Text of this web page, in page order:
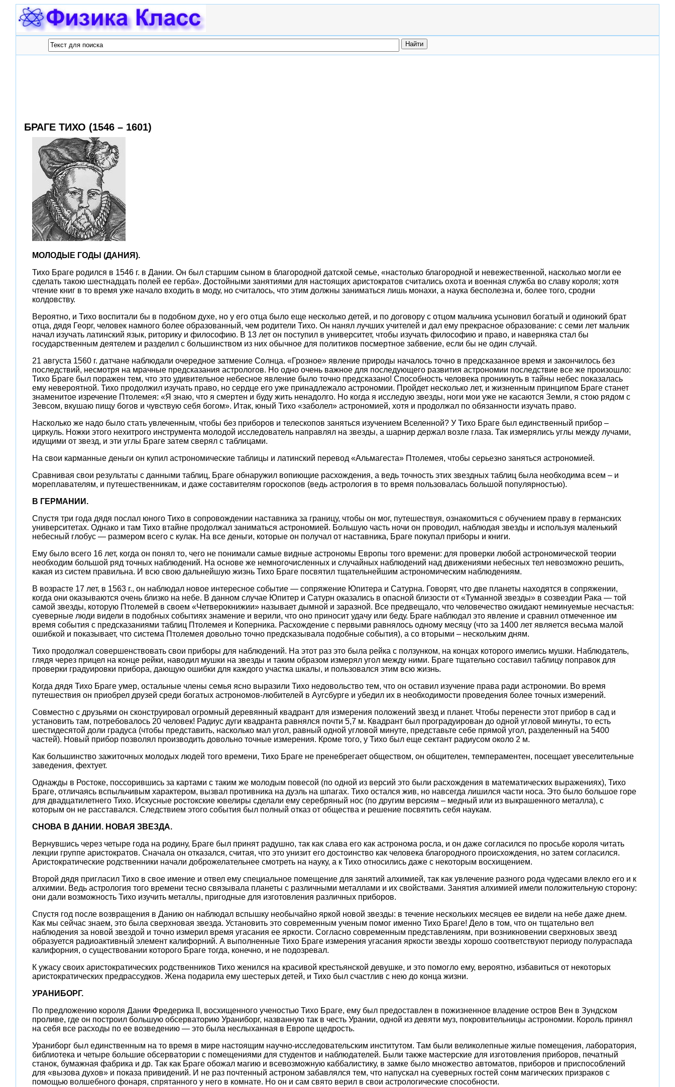
БРАГЕ ТИХО (1546 – 1601)
МОЛОДЫЕ ГОДЫ (ДАНИЯ).
Тихо Браге родился в 1546 г. в Дании. Он был старшим сыном в благородной датской семье, «настолько благородной и невежественной, насколько могли ее
сделать такою шестнадцать полей ее герба». Достойными занятиями для настоящих аристократов считались охота и военная служба во славу короля; хотя
чтение книг в то время уже начало входить в моду, но считалось, что этим должны заниматься лишь монахи, а наука бесполезна и, более того, сродни
колдовству.
Вероятно, и Тихо воспитали бы в подобном духе, но у его отца было еще несколько детей, и по договору с отцом мальчика усыновил богатый и одинокий брат
отца, дядя Георг, человек намного более образованный, чем родители Тихо. Он нанял лучших учителей и дал ему прекрасное образование: с семи лет мальчик
начал изучать латинский язык, риторику и философию. В 13 лет он поступил в университет, чтобы изучать философию и право, и наверняка стал бы
государственным деятелем и разделил с большинством из них обычное для политиков посмертное забвение, если бы не один случай.
21 августа 1560 г. датчане наблюдали очередное затмение Солнца. «Грозное» явление природы началось точно в предсказанное время и закончилось без
последствий, несмотря на мрачные предсказания астрологов. Но одно очень важное для последующего развития астрономии последствие все же произошло:
Тихо Браге был поражен тем, что это удивительное небесное явление было точно предсказано! Способность человека проникнуть в тайны небес показалась
ему невероятной. Тихо продолжил изучать право, но сердце его уже принадлежало астрономии. Пройдет несколько лет, и жизненным принципом Браге станет
знаменитое изречение Птолемея: «Я знаю, что я смертен и буду жить ненадолго. Но когда я исследую звезды, ноги мои уже не касаются Земли, я стою рядом с
Зевсом, вкушаю пищу богов и чувствую себя богом». Итак, юный Тихо «заболел» астрономией, хотя и продолжал по обязанности изучать право.
Насколько же надо было стать увлеченным, чтобы без приборов и телескопов заняться изучением Вселенной? У Тихо Браге был единственный прибор –
циркуль. Ножки этого нехитрого инструмента молодой исследователь направлял на звезды, а шарнир держал возле глаза. Так измерялись углы между лучами,
идущими от звезд, и эти углы Браге затем сверял с таблицами.
На свои карманные деньги он купил астрономические таблицы и латинский перевод «Альмагеста» Птолемея, чтобы серьезно заняться астрономией.
Сравнивая свои результаты с данными таблиц, Браге обнаружил вопиющие расхождения, а ведь точность этих звездных таблиц была необходима всем – и
мореплавателям, и путешественникам, и даже составителям гороскопов (ведь астрология в то время пользовалась большой популярностью).
В ГЕРМАНИИ.
Спустя три года дядя послал юного Тихо в сопровождении наставника за границу, чтобы он мог, путешествуя, ознакомиться с обучением праву в германских
университетах. Однако и там Тихо втайне продолжал заниматься астрономией. Большую часть ночи он проводил, наблюдая звезды и используя маленький
небесный глобус — размером всего с кулак. На все деньги, которые он получал от наставника, Браге покупал приборы и книги.
Ему было всего 16 лет, когда он понял то, чего не понимали самые видные астрономы Европы того времени: для проверки любой астрономической теории
необходим большой ряд точных наблюдений. На основе же немногочисленных и случайных наблюдений над движениями небесных тел невозможно решить,
какая из систем правильна. И всю свою дальнейшую жизнь Тихо Браге посвятил тщательнейшим астрономическим наблюдениям.
В возрасте 17 лет, в 1563 г., он наблюдал новое интересное событие — сопряжение Юпитера и Сатурна. Говорят, что две планеты находятся в сопряжении,
когда они оказываются очень близко на небе. В данном случае Юпитер и Сатурн оказались в опасной близости от «Туманной звезды» в созвездии Рака — той
самой звезды, которую Птолемей в своем «Четверокнижии» называет дымной и заразной. Все предвещало, что человечество ожидают неминуемые несчастья:
суеверные люди видели в подобных событиях знамение и верили, что оно приносит удачу или беду. Браге наблюдал это явление и сравнил отмеченное им
время события с предсказаниями таблиц Птолемея и Коперника. Расхождение с первыми равнялось одному месяцу (что за 1400 лет является весьма малой
ошибкой и показывает, что система Птолемея довольно точно предсказывала подобные события), а со вторыми – нескольким дням.
Тихо продолжал совершенствовать свои приборы для наблюдений. На этот раз это была рейка с ползунком, на концах которого имелись мушки. Наблюдатель,
глядя через прицел на конце рейки, наводил мушки на звезды и таким образом измерял угол между ними. Браге тщательно составил таблицу поправок для
проверки градуировки прибора, дающую ошибки для каждого участка шкалы, и пользовался этим всю жизнь.
Когда дядя Тихо Браге умер, остальные члены семья ясно выразили Тихо недовольство тем, что он оставил изучение права ради астрономии. Во время
путешествия он приобрел друзей среди богатых астрономов-любителей в Аугсбурге и убедил их в необходимости проведения более точных измерений.
Совместно с друзьями он сконструировал огромный деревянный квадрант для измерения положений звезд и планет. Чтобы перенести этот прибор в сад и
установить там, потребовалось 20 человек! Радиус дуги квадранта равнялся почти 5,7 м. Квадрант был проградуирован до одной угловой минуты, то есть
шестидесятой доли градуса (чтобы представить, насколько мал угол, равный одной угловой минуте, представьте себе прямой угол, разделенный на 5400
частей). Новый прибор позволял производить довольно точные измерения. Кроме того, у Тихо был еще сектант радиусом около 2 м.
Как большинство зажиточных молодых людей того времени, Тихо Браге не пренебрегает обществом, он общителен, темпераментен, посещает увеселительные
заведения, фехтует.
Однажды в Ростоке, поссорившись за картами с таким же молодым повесой (по одной из версий это были расхождения в математических выражениях), Тихо
Браге, отличаясь вспыльчивым характером, вызвал противника на дуэль на шпагах. Тихо остался жив, но навсегда лишился части носа. Это было большое горе
для двадцатилетнего Тихо. Искусные ростокские ювелиры сделали ему серебряный нос (по другим версиям – медный или из выкрашенного металла), с
которым он не расставался. Следствием этого события был полный отказ от общества и решение посвятить себя наукам.
СНОВА В ДАНИИ. НОВАЯ ЗВЕЗДА.
Вернувшись через четыре года на родину, Браге был принят радушно, так как слава его как астронома росла, и он даже согласился по просьбе короля читать
лекции группе аристократов. Сначала он отказался, считая, что это унизит его достоинство как человека благородного происхождения, но затем согласился.
Аристократические родственники начали доброжелательнее смотреть на науку, а к Тихо относились даже с некоторым восхищением.
Второй дядя пригласил Тихо в свое имение и отвел ему специальное помещение для занятий алхимией, так как увлечение разного рода чудесами влекло его и к
алхимии. Ведь астрология того времени тесно связывала планеты с различными металлами и их свойствами. Занятия алхимией имели положительную сторону:
они дали возможность Тихо изучить металлы, пригодные для изготовления различных приборов.
Спустя год после возвращения в Данию он наблюдал вспышку необычайно яркой новой звезды: в течение нескольких месяцев ее видели на небе даже днем.
Как мы сейчас знаем, это была сверхновая звезда. Установить это современным ученым помог именно Тихо Браге! Дело в том, что он тщательно вел
наблюдения за новой звездой и точно измерил время угасания ее яркости. Согласно современным представлениям, при возникновении сверхновых звезд
образуется радиоактивный элемент калифорний. А выполненные Тихо Браге измерения угасания яркости звезды хорошо соответствуют периоду полураспада
калифорния, о существовании которого Браге тогда, конечно, и не подозревал.
К ужасу своих аристократических родственников Тихо женился на красивой крестьянской девушке, и это помогло ему, вероятно, избавиться от некоторых
аристократических предрассудков. Жена подарила ему шестерых детей, и Тихо был счастлив с нею до конца жизни.
УРАНИБОРГ.
По предложению короля Дании Фредерика II, восхищенного ученостью Тихо Браге, ему был предоставлен в пожизненное владение остров Вен в Зундском
проливе, где он построил большую обсерваторию Ураниборг, названную так в честь Урании, одной из девяти муз, покровительницы астрономии. Король принял
на себя все расходы по ее возведению — это была неслыханная в Европе щедрость.
Ураниборг был единственным на то время в мире настоящим научно-исследовательским институтом. Там были великолепные жилые помещения, лаборатория,
библиотека и четыре большие обсерватории с помещениями для студентов и наблюдателей. Были также мастерские для изготовления приборов, печатный
станок, бумажная фабрика и др. Так как Браге обожал магию и всевозможную каббалистику, в замке было множество автоматов, приборов и приспособлений
для «вызова духов» и показа привидений. И не раз почтенный астроном забавлялся тем, что напускал на суеверных гостей сонм магических призраков с
помощью волшебного фонаря, спрятанного у него в комнате. Но он и сам свято верил в свои астрологические способности.